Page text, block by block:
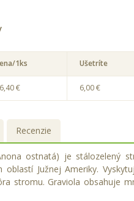
1ks Ušetríte
€ 6,00 €
Recenzie
ostnatá) je stálozelený
oblastí Južnej Ameriky.
stromu. Graviola obsahuje